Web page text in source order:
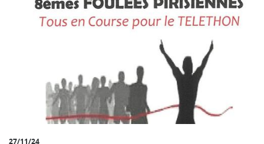
27/11/24